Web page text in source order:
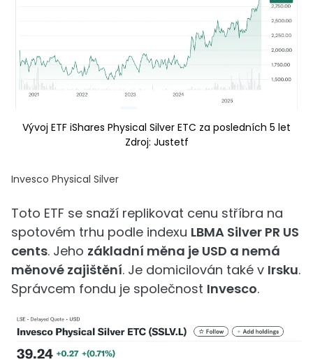
Vývoj ETF iShares Physical Silver ETC za posledních 5 let
Zdroj: Justetf
Invesco Physical Silver
Toto ETF se snaží replikovat cenu stříbra na
spotovém trhu podle indexu LBMA Silver PR US
cents. Jeho základní měna je USD a nemá
měnové zajištění. Je domicilován také v Irsku.
Správcem fondu je společnost Invesco.